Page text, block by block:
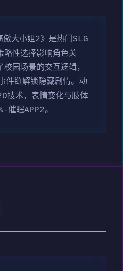
傲大小姐2》是热门SLG
略性选择影响角色关
园场景的交互逻辑，
件链解锁隐藏剧情。动
技术，表情变化与肢体
催眠APP2。